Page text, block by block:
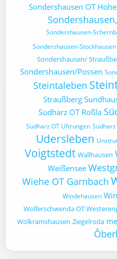
Sondershausen OT
Sondershausen-
Sondershausen-Stockhausen
Sondershausen/
Sondershausen/Possen
Steintaleben
Straußberg
Südharz OT Roßla
Südharz OT Uftrungen Südharz
Udersleben
Voigtstedt Wallhausen
Weißensee
Wiehe OT Garnbach
Windehausen
Wolferschwenda OT
Wolkramshausen Ziegelroda